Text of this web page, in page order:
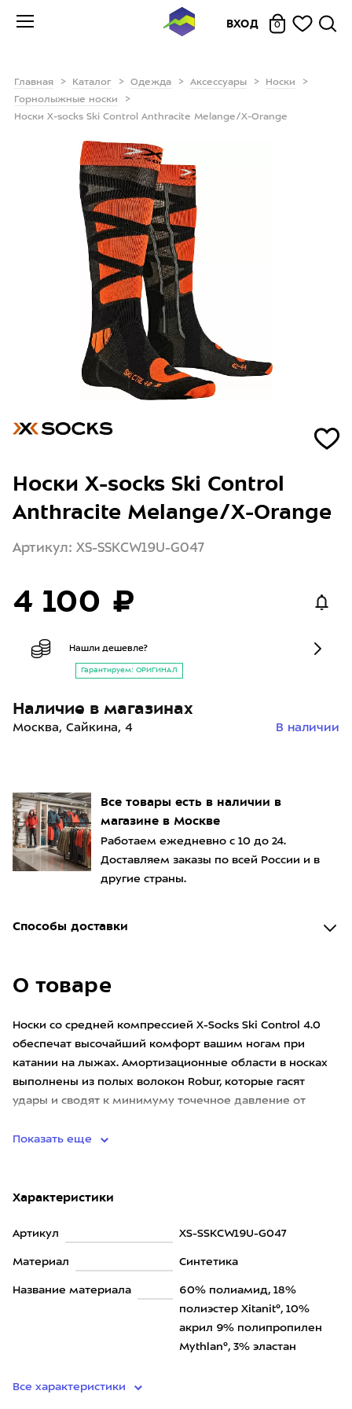
ВХОД 0
Главная Каталог Одежда Аксессуары
Носки
Горнолыжные носки
Носки X-socks Ski Control Anthracite Melange/X-Orange
Все товары есть в наличии в
магазине в Москве
Работаем ежедневно с 10 до 24.
Доставляем заказы по всей России и в
другие страны.
Способы доставки
О товаре
Носки со средней компрессией X-Socks Ski Control 4.0
обеспечат высочайший комфорт вашим ногам при
катании на лыжах. Амортизационные области в носках
выполнены из полых волокон Robur, которые гасят
удары и сводят к минимуму точечное давление от
Показать еще
Характеристики
Артикул XS-SSKCW19U-G047
Материал Синтетика
Название материала
60% полиамид, 18%
полиэстер Xitanit®, 10%
акрил 9% полипропилен
Mythlan®, 3% эластан
Все характеристики
Носки X-socks Ski Control
Anthracite Melange/X-Orange
Артикул: XS-SSKCW19U-G047
4 100 ₽
Нашли дешевле?
Гарантируем: ОРИГИНАЛ
Наличие в магазинах
Москва, Сайкина, 4 В наличии